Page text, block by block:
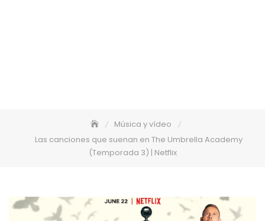
Música y vídeo
Las canciones que suenan en The Umbrella Academy
(Temporada 3) | Netflix